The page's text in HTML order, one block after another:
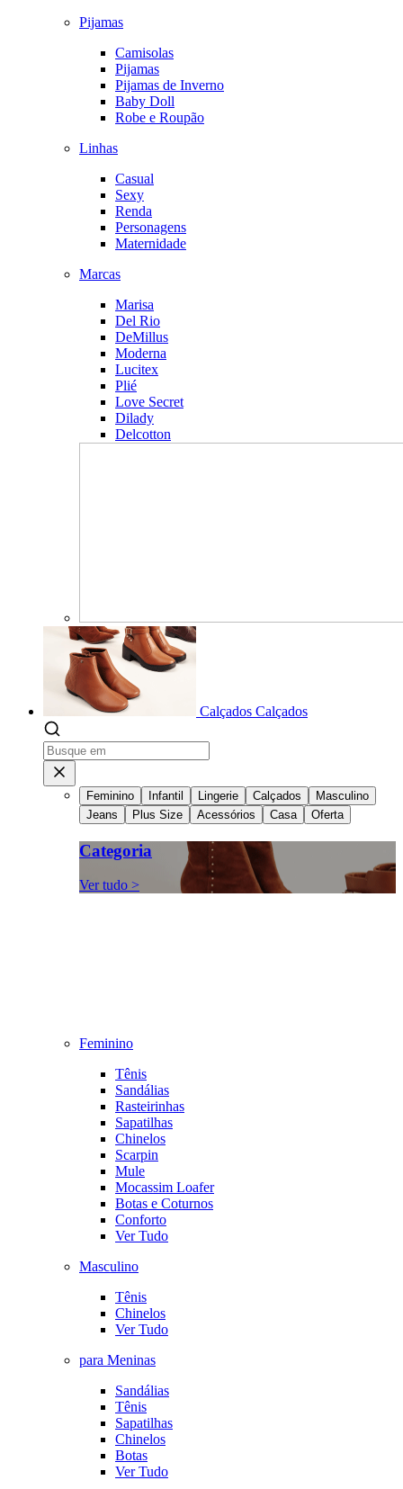
Pijamas
Camisolas
Pijamas
Pijamas de Inverno
Baby Doll
Robe e Roupão
Linhas
Casual
Sexy
Renda
Personagens
Maternidade
Marcas
Marisa
Del Rio
DeMillus
Moderna
Lucitex
Plié
Love Secret
Dilady
Delcotton
Calçados Calçados
Feminino Infantil Lingerie Calçados
Masculino
Jeans
Plus Size Acessórios Casa Oferta
Categoria
Ver tudo >
Feminino
Tênis
Sandálias
Rasteirinhas
Sapatilhas
Chinelos
Scarpin
Mule
Mocassim Loafer
Botas e Coturnos
Conforto
Ver Tudo
Masculino
Tênis
Chinelos
Ver Tudo
para Meninas
Sandálias
Tênis
Sapatilhas
Chinelos
Botas
Ver Tudo